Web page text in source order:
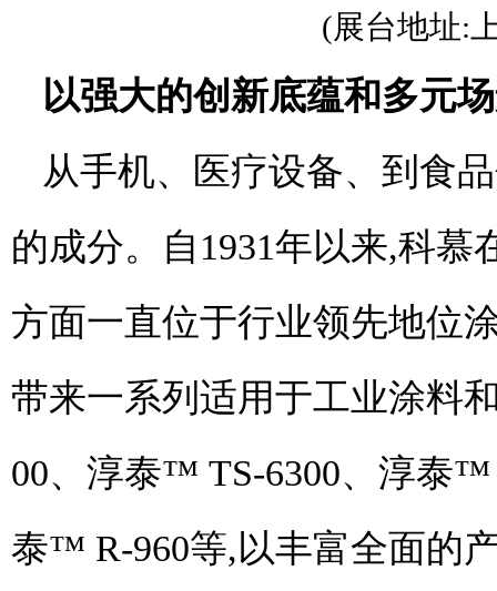
(展台地址:
以强大的创新底蕴和多元
从手机、医疗设备、到食
的成分。自1931年以来,科
方面一直位于行业领先地位
带来一系列适用于工业涂
00、淳泰™ TS-6300、淳泰
泰™ R-960等,以丰富全面的